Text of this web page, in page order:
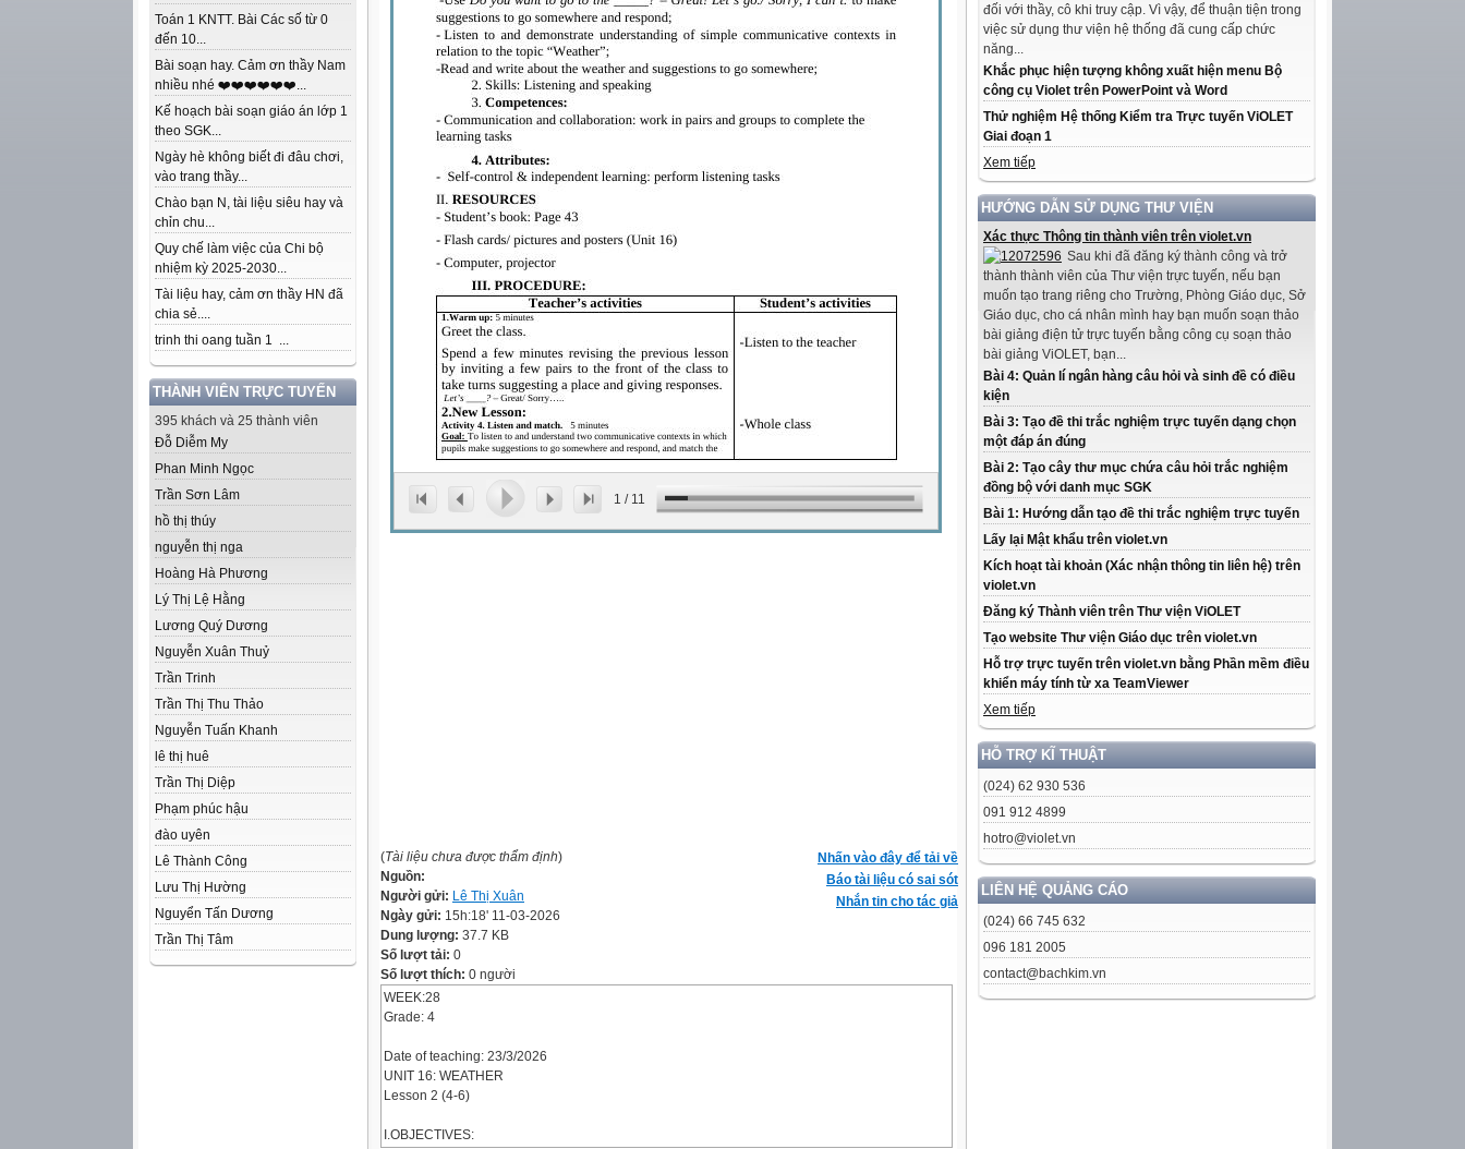
Toán 1 KNTT. Bài Các số từ 0
đến 10...
Bài soạn hay. Cảm ơn thầy Nam
nhiều nhé ❤️❤️❤️❤️❤️❤️...
Kế hoạch bài soạn giáo án lớp 1
theo SGK...
Ngày hè không biết đi đâu chơi,
vào trang thầy...
Chào bạn N, tài liệu siêu hay và
chỉn chu...
Quy chế làm việc của Chi bộ
nhiệm kỳ 2025-2030...
Tài liệu hay, cảm ơn thầy HN đã
chia sẻ....
trinh thi oang tuần 1 ...
THÀNH VIÊN TRỰC TUYẾN
395 khách và 25 thành viên
Đỗ Diễm My
Phan Minh Ngọc
Trần Sơn Lâm
hồ thị thúy
nguyễn thị nga
Hoàng Hà Phương
Lý Thị Lệ Hằng
Lương Quý Dương
Nguyễn Xuân Thuỷ
Trần Trinh
Trần Thị Thu Thảo
Nguyễn Tuấn Khanh
lê thị huê
Trần Thị Diệp
Phạm phúc hậu
đào uyên
Lê Thành Công
Lưu Thị Hường
Nguyển Tấn Dương
Trần Thị Tâm
đối với thầy, cô khi truy cập. Vì vậy, để thuận tiện trong
việc sử dụng thư viện hệ thống đã cung cấp chức
năng...
Khắc phục hiện tượng không xuất hiện menu Bộ
công cụ Violet trên PowerPoint và Word
Thử nghiệm Hệ thống Kiểm tra Trực tuyến ViOLET
Giai đoạn 1
Xem tiếp
HƯỚNG DẪN SỬ DỤNG THƯ VIỆN
Xác thực Thông tin thành viên trên violet.vn
Sau khi đã đăng ký thành công và trở
thành thành viên của Thư viện trực tuyến, nếu bạn
muốn tạo trang riêng cho Trường, Phòng Giáo dục, Sở
Giáo dục, cho cá nhân mình hay bạn muốn soạn thảo
bài giảng điện tử trực tuyến bằng công cụ soạn thảo
bài giảng ViOLET, bạn...
Bài 4: Quản lí ngân hàng câu hỏi và sinh đề có điều
kiện
Bài 3: Tạo đề thi trắc nghiệm trực tuyến dạng chọn
một đáp án đúng
Bài 2: Tạo cây thư mục chứa câu hỏi trắc nghiệm
đồng bộ với danh mục SGK
Bài 1: Hướng dẫn tạo đề thi trắc nghiệm trực tuyến
Lấy lại Mật khẩu trên violet.vn
Kích hoạt tài khoản (Xác nhận thông tin liên hệ) trên
violet.vn
Đăng ký Thành viên trên Thư viện ViOLET
Tạo website Thư viện Giáo dục trên violet.vn
Hỗ trợ trực tuyến trên violet.vn bằng Phần mềm điều
khiển máy tính từ xa TeamViewer
Xem tiếp
HỖ TRỢ KĨ THUẬT
(024) 62 930 536
091 912 4899
hotro@violet.vn
LIÊN HỆ QUẢNG CÁO
(024) 66 745 632
096 181 2005
contact@bachkim.vn
1 / 11
Nhấn vào đây để tải về
Báo tài liệu có sai sót
Nhắn tin cho tác giả
(Tài liệu chưa được thẩm định)
Nguồn:
Người gửi: Lê Thị Xuân
Ngày gửi: 15h:18' 11-03-2026
Dung lượng: 37.7 KB
Số lượt tải: 0
Số lượt thích: 0 người
WEEK:28
Grade: 4
Date of teaching: 23/3/2026
UNIT 16: WEATHER
Lesson 2 (4-6)
I.OBJECTIVES: